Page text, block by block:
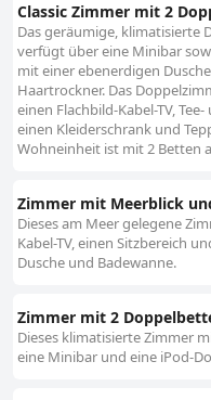
Classic Zimmer mit 2
Das geräumige, klimatisierte
verfügt über eine Minibar
mit einer ebenerdigen
Haartrockner. Das
einen Flachbild-Kabel-TV,
einen Kleiderschrank und
Wohneinheit ist mit 2 Betten
Zimmer mit Meerblick
Dieses am Meer gelegene
Kabel-TV, einen Sitzbereich
Dusche und Badewanne.
Zimmer mit 2
Dieses klimatisierte Zimmer
eine Minibar und eine iPod-